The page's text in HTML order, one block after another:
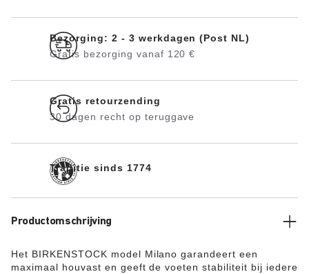
Bezorging: 2 - 3 werkdagen (Post NL)
Gratis bezorging vanaf 120 €
Gratis retourzending
30 dagen recht op teruggave
Traditie sinds 1774
Productomschrijving
Het BIRKENSTOCK model Milano garandeert een
maximaal houvast en geeft de voeten stabiliteit bij iedere